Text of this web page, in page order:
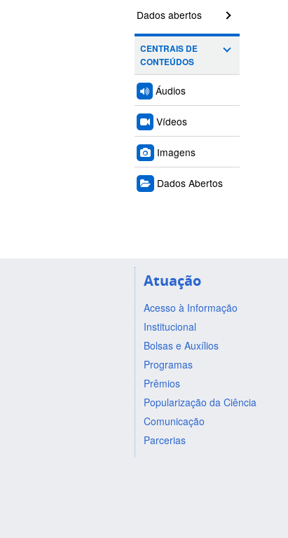
Dados abertos
CENTRAIS DE
CONTEÚDOS
Áudios
Vídeos
Imagens
Dados Abertos
Atuação
Acesso à Informação
Institucional
Bolsas e Auxílios
Programas
Prêmios
Popularização da Ciência
Comunicação
Parcerias